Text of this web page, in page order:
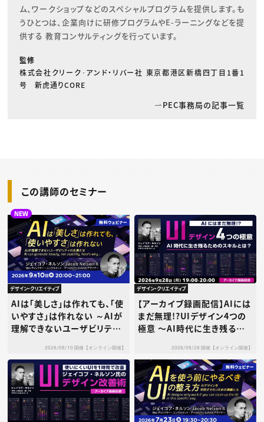
ム、ワークショップなどのスペシャルプログラムを提供します。も
うひとつは、企業向けに研修プログラムやE-ラーニングなどを提
供する 教育コンサルティングを行っています。
監修
株式会社クリーク･アンド・リバー社 東京都港区新橋四丁目1番1
号 新虎通りCORE
PEC事務局の記事一覧
この講師のセミナー
NEW
デザイン・クリエイティブ
AIは「美しさ」は作れても、「使
いやすさ」は作れない ～AIが
理解できないユーザビリティ
2026/09/10 開催【オンライン開催】
デザイン・クリエイティブ
【アーカイブ録画配信】AIには
まだ無理!?UIデザイン4つの
極意 〜AI時代に生き残るた
2026/09/28 開催【オンライン開催】